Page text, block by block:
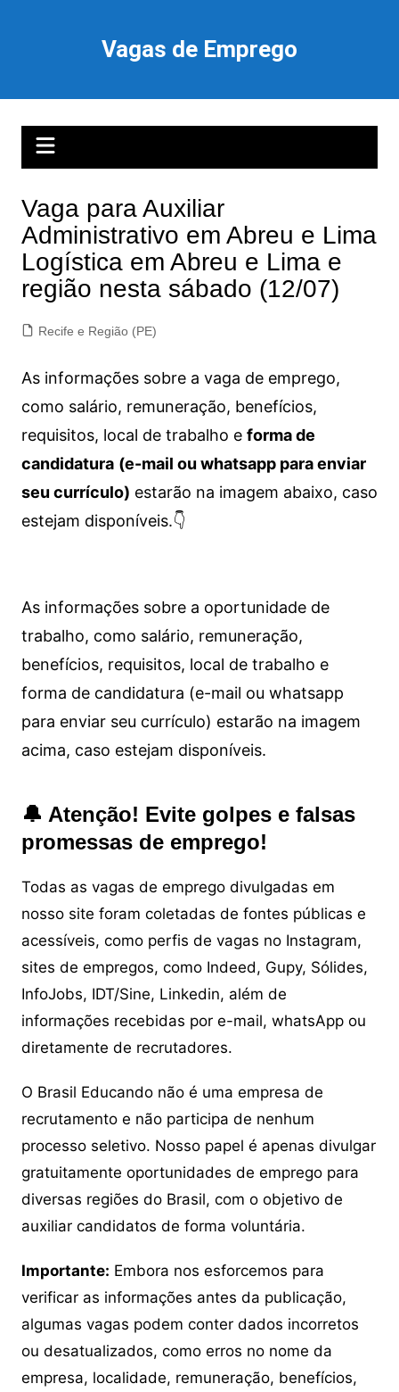
Vagas de Emprego
Vaga para Auxiliar
Administrativo em Abreu e Lima
Logística em Abreu e Lima e
região nesta sábado (12/07)
Recife e Região (PE)
As informações sobre a vaga de emprego,
como salário, remuneração, benefícios,
requisitos, local de trabalho e forma de
candidatura (e-mail ou whatsapp para enviar
seu currículo) estarão na imagem abaixo, caso
estejam disponíveis.👇
As informações sobre a oportunidade de
trabalho, como salário, remuneração,
benefícios, requisitos, local de trabalho e
forma de candidatura (e-mail ou whatsapp
para enviar seu currículo) estarão na imagem
acima, caso estejam disponíveis.
🔔 Atenção! Evite golpes e falsas
promessas de emprego!
Todas as vagas de emprego divulgadas em
nosso site foram coletadas de fontes públicas e
acessíveis, como perfis de vagas no Instagram,
sites de empregos, como Indeed, Gupy, Sólides,
InfoJobs, IDT/Sine, Linkedin, além de
informações recebidas por e-mail, whatsApp ou
diretamente de recrutadores.
O Brasil Educando não é uma empresa de
recrutamento e não participa de nenhum
processo seletivo. Nosso papel é apenas divulgar
gratuitamente oportunidades de emprego para
diversas regiões do Brasil, com o objetivo de
auxiliar candidatos de forma voluntária.
Importante: Embora nos esforcemos para
verificar as informações antes da publicação,
algumas vagas podem conter dados incorretos
ou desatualizados, como erros no nome da
empresa, localidade, remuneração, benefícios,